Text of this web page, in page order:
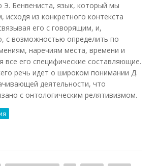
Э. Бенвениста, язык, который мы
исходя из конкретного контекста
его с говорящим, и,
с возможностью определить по
наречиям места, времени и
все его специфические составляющие.
речь идет о широком понимании Д.
деятельности, что
с онтологическим релятивизмом.